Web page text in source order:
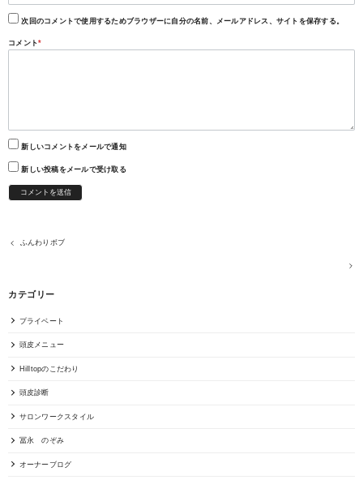
次回のコメントで使用するためブラウザーに自分の名前、メールアドレス、サイトを保存する。
コメント*
新しいコメントをメールで通知
新しい投稿をメールで受け取る
ふんわりボブ
カテゴリー
プライベート
頭皮メニュー
Hilltopのこだわり
頭皮診断
サロンワークスタイル
冨永 のぞみ
オーナーブログ